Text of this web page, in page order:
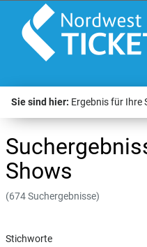
Sie sind hier: Ergebnis für Ihre
Shows
(674 Suchergebnisse)
Stichworte